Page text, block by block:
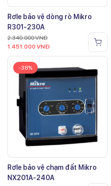
Rơle bảo vệ dòng rò Mikro
R301-230A
2.340.000VNĐ
1.451.000 VNĐ
-38%
Rơle bảo vệ chạm đất Mikro
NX201A-240A